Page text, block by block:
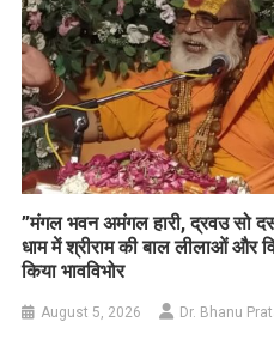
​”मंगल भवन अमंगल हारी, द्रवउ सो
धाम में श्रीराम की बाल लीलाओं और
किया भावविभोर
August 5, 2026 Dr. Bhanu